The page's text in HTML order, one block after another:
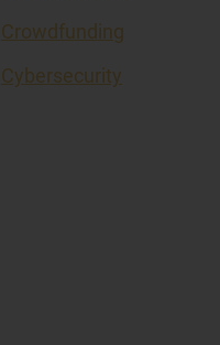
Crowdfunding
Cybersecurity